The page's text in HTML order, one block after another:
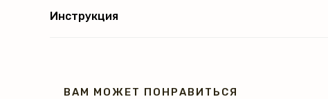
Инструкция
ВАМ МОЖЕТ ПОНРАВИТЬСЯ